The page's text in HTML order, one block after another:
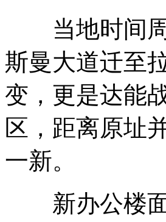
当地时间周
斯曼大道迁至
变，更是达能
区，距离原址
一新。
新办公楼面